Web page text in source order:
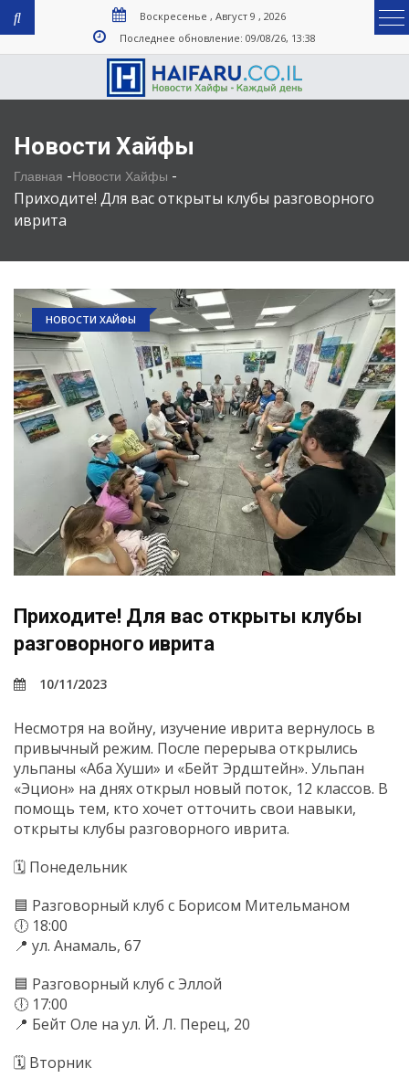
Воскресенье , Август 9 , 2026
Последнее обновление: 09/08/26, 13:38
Новости Хайфы
Главная -Новости Хайфы -
Приходите! Для вас открыты клубы разговорного
иврита
НОВОСТИ ХАЙФЫ
Приходите! Для вас открыты клубы
разговорного иврита
10/11/2023
Несмотря на войну, изучение иврита вернулось в
привычный режим. После перерыва открылись
ульпаны «Аба Хуши» и «Бейт Эрдштейн». Ульпан
«Эцион» на днях открыл новый поток, 12 классов. В
помощь тем, кто хочет отточить свои навыки,
открыты клубы разговорного иврита.
🗓 Понедельник
🟦 Разговорный клуб с Борисом Мительманом
🕕 18:00
📍 ул. Анамаль, 67
🟦 Разговорный клуб с Эллой
🕕 17:00
📍 Бейт Оле на ул. Й. Л. Перец, 20
🗓 Вторник